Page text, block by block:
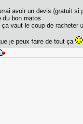
avoir un devis (gratuit si
du bon matos
vaut le coup de racheter
je peux faire de tout ça